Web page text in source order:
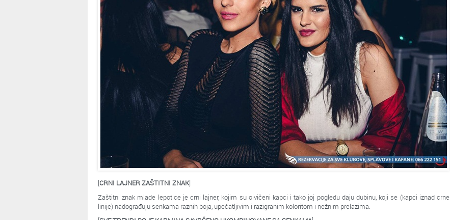
[CRNI LAJNER ZAŠTITNI ZNAK]
Zaštitni znak mlade lepotice je crni lajner, kojim su oivičeni kapci i tako joj pogledu daju dubinu, koji se (kapci iznad crne
linije) nadograđuju senkama raznih boja, upečatljivim i razigranim koloritom i nežnim prelazima.